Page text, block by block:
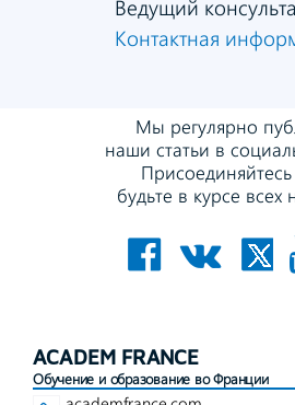
Ведущий
Контактная
Мы регулярно
наши статьи в
будьте в курсе всех
ACADEM FRANCE
Обучение и образование во Франции